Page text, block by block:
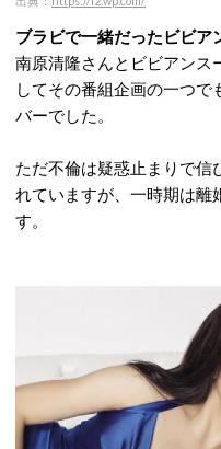
ブラビで一緒だったビビア
南原清隆さんとビビアンス
してその番組企画の一つ
バーでした。
ただ不倫は疑惑止まりで信
れていますが、一時期は離
す。